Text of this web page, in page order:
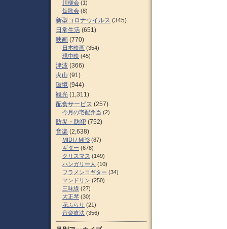
川柳会 (1)
短歌会 (8)
新型コロナウイルス (345)
日常生活 (651)
映画 (770)
日本映画 (354)
現中映 (45)
津波 (366)
火山 (91)
環境 (944)
観光 (1,311)
配食サービス (257)
今月の宅配弁当 (2)
防災・防犯 (752)
音楽 (2,638)
MIDI / MP3 (87)
ギター (678)
クリスマス (149)
ハンガリー人 (10)
フラメンコギター (34)
マンドリン (250)
三味線 (27)
大正琴 (30)
花ふらり (21)
音楽療法 (356)